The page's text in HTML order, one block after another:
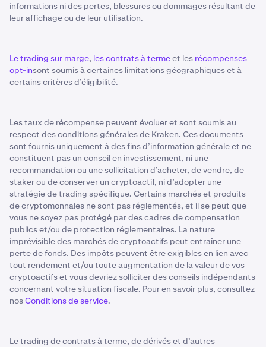
informations ni des pertes, blessures ou dommages résultant de
leur affichage ou de leur utilisation.
Le trading sur marge, les contrats à termeet les récompenses
opt-insont soumis à certaines limitations géographiques et à
certains critères d’éligibilité.
Les taux de récompense peuvent évoluer et sont soumis au
respect des conditions générales de Kraken. Ces documents
sont fournis uniquement à des fins d’information générale et ne
constituent pas un conseil en investissement, ni une
recommandation ou une sollicitation d’acheter, de vendre, de
staker ou de conserver un cryptoactif, ni d’adopter une
stratégie de trading spécifique. Certains marchés et produits
de cryptomonnaies ne sont pas réglementés, et il se peut que
vous ne soyez pas protégé par des cadres de compensation
publics et/ou de protection réglementaires. La nature
imprévisible des marchés de cryptoactifs peut entraîner une
perte de fonds. Des impôts peuvent être exigibles en lien avec
tout rendement et/ou toute augmentation de la valeur de vos
cryptoactifs et vous devriez solliciter des conseils indépendants
concernant votre situation fiscale. Pour en savoir plus, consultez
nosConditions de service.
Le trading de contrats à terme, de dérivés et d’autres